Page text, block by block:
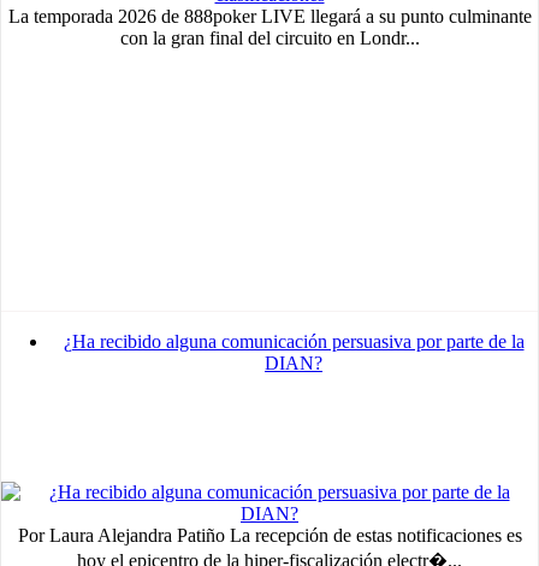
La temporada 2026 de 888poker LIVE llegará a su punto culminante
con la gran final del circuito en Londr...
¿Ha recibido alguna comunicación persuasiva por parte de la
DIAN?
Por Laura Alejandra Patiño La recepción de estas notificaciones es
hoy el epicentro de la hiper-fiscalización electr�...